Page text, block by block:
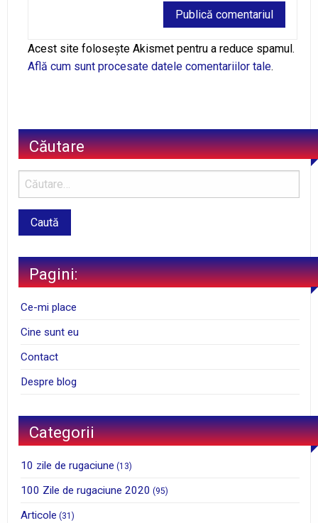
Alternative:
Acest site folosește Akismet pentru a reduce spamul.
Află cum sunt procesate datele comentariilor tale.
Căutare
Pagini:
Ce-mi place
Cine sunt eu
Contact
Despre blog
Categorii
10 zile de rugaciune (13)
100 Zile de rugaciune 2020 (95)
Articole (31)